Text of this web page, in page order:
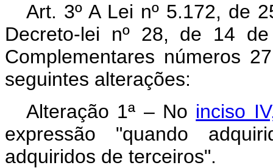
Art. 3º A Lei nº 5.172, de
Decreto-lei nº 28, de 14
Complementares números
seguintes alterações:
Alteração 1ª – No inciso
expressão "quando
adquiridos de terceiros".